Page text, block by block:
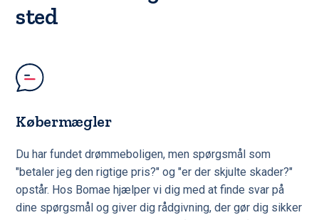
sted
Købermægler
Du har fundet drømmeboligen, men spørgsmål som
"betaler jeg den rigtige pris?" og "er der skjulte skader?"
opstår. Hos Bomae hjælper vi dig med at finde svar på
dine spørgsmål og giver dig rådgivning, der gør dig sikker